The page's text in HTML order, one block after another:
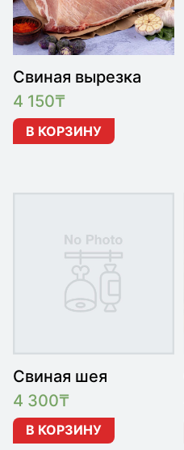
Свиная вырезка
4 150₸
В КОРЗИНУ
Свиная шея
4 300₸
В КОРЗИНУ